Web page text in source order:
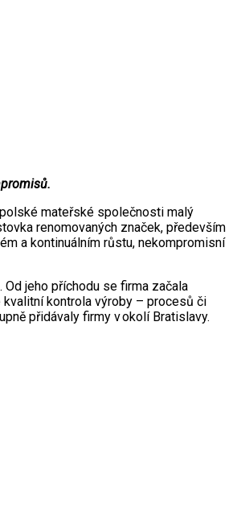
mateřské společnosti malý
renomovaných značek, především
a kontinuálním růstu, nekompromisní
jeho příchodu se firma začala
kvalitní kontrola výroby – procesů či
přidávaly firmy v okolí Bratislavy.